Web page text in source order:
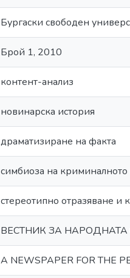
Бургаски свободен
Брой 1, 2010
контент-анализ
новинарска история
драматизиране на факта
симбиоза на криминалното
стереотипно отразяване и
ВЕСТНИК ЗА
A NEWSPAPER FOR THE